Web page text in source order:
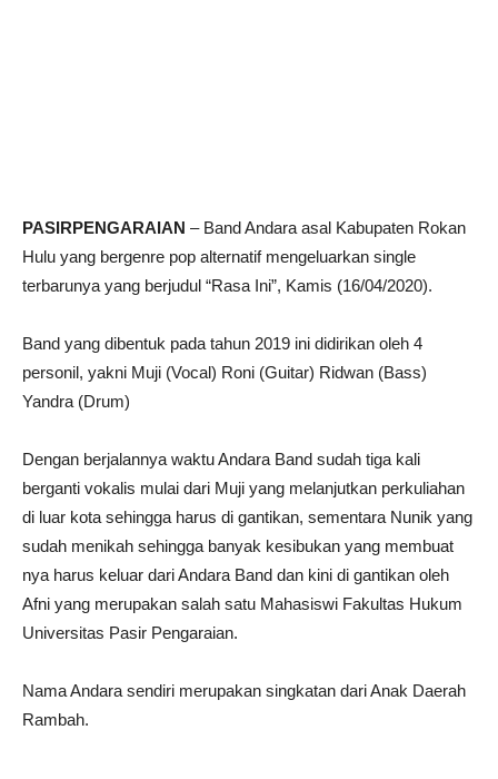
PASIRPENGARAIAN – Band Andara asal Kabupaten Rokan
Hulu yang bergenre pop alternatif mengeluarkan single
terbarunya yang berjudul “Rasa Ini”, Kamis (16/04/2020).
Band yang dibentuk pada tahun 2019 ini didirikan oleh 4
personil, yakni Muji (Vocal) Roni (Guitar) Ridwan (Bass)
Yandra (Drum)
Dengan berjalannya waktu Andara Band sudah tiga kali
berganti vokalis mulai dari Muji yang melanjutkan perkuliahan
di luar kota sehingga harus di gantikan, sementara Nunik yang
sudah menikah sehingga banyak kesibukan yang membuat
nya harus keluar dari Andara Band dan kini di gantikan oleh
Afni yang merupakan salah satu Mahasiswi Fakultas Hukum
Universitas Pasir Pengaraian.
Nama Andara sendiri merupakan singkatan dari Anak Daerah
Rambah.